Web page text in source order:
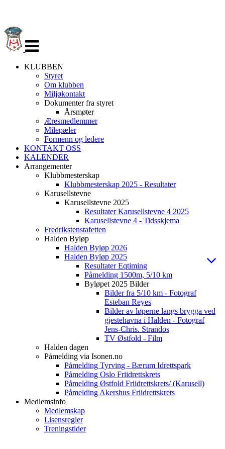
navigasjon
KLUBBEN
Styret
Om klubben
Miljøkontakt
Dokumenter fra styret
Årsmøter
Æresmedlemmer
Milepæler
Formenn og ledere
KONTAKT OSS
KALENDER
Arrangementer
Klubbmesterskap
Klubbmesterskap 2025 - Resultater
Karusellstevne
Karusellstevne 2025
Resultater Karusellstevne 4 2025
Karusellstevne 4 - Tidsskjema
Fredrikstenstafetten
Halden Byløp
Halden Byløp 2026
Halden Byløp 2025
Resultater Eqtiming
Påmelding 1500m, 5/10 km
Byløpet 2025 Bilder
Bilder fra 5/10 km - Fotograf
Esteban Reyes
Bilder av løperne langs brygga ved
gjestehavna i Halden - Fotograf
Jens-Chris. Strandos
TV Østfold - Film
Halden dagen
Påmelding via Isonen.no
Påmelding Tyrving - Bærum Idrettspark
Påmelding Oslo Friidrettskrets
Påmelding Østfold Friidrettskrets/ (Karusell)
Påmelding Akershus Friidrettskrets
Medlemsinfo
Medlemskap
Lisensregler
Treningstider